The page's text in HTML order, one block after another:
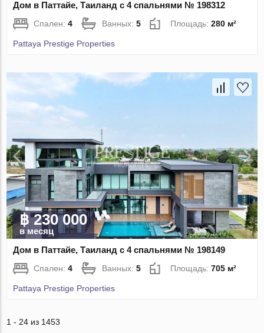
Дом в Паттайе, Таиланд с 4 спальнями № 198312
Спален:4 Ванных:5 Площадь:280 м²
Pattaya Prestige Properties
฿ 230 000
в месяц
Дом в Паттайе, Таиланд с 4 спальнями № 198149
Спален:4 Ванных:5 Площадь:705 м²
Pattaya Prestige Properties
1 - 24 из 1453